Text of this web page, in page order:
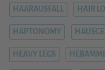
HAARAUSFALL HAIR
HAPTONOMY
HEAVY LEGS